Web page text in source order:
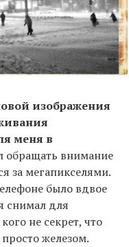
изображения
меня в
обращать внимание
за мегапикселями.
было вдвое
снимал для
не секрет, что
просто железом.